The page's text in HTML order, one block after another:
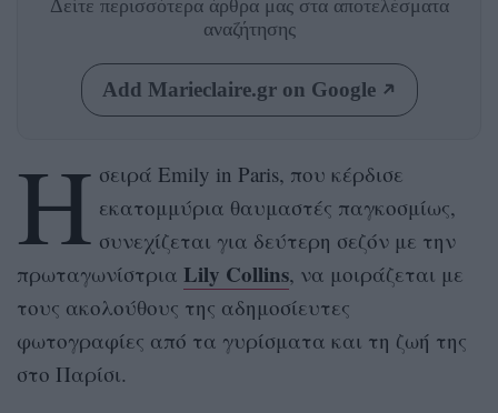
Δείτε περισσότερα άρθρα μας στα αποτελέσματα
αναζήτησης
Add Marieclaire.gr on Google
Η σειρά Emily in Paris, που κέρδισε
εκατομμύρια θαυμαστές παγκοσμίως,
συνεχίζεται για δεύτερη σεζόν με την
πρωταγωνίστρια Lily Collins, να μοιράζεται με
τους ακολούθους της αδημοσίευτες
φωτογραφίες από τα γυρίσματα και τη ζωή της
στο Παρίσι.